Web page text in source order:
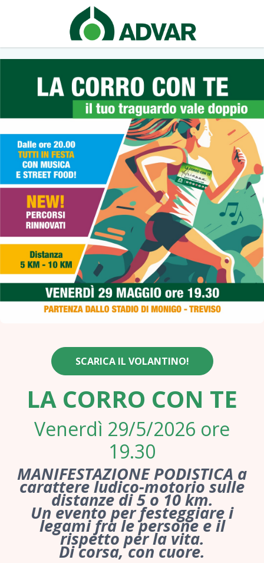
SCARICA IL VOLANTINO!
LA CORRO CON TE
Venerdì 29/5/2026 ore
19.30
MANIFESTAZIONE PODISTICA a
carattere ludico-motorio sulle
distanze di5 o 10 km.
Un evento per festeggiare i
legami fra le persone e il
rispetto per la vita.
Di corsa, con cuore.